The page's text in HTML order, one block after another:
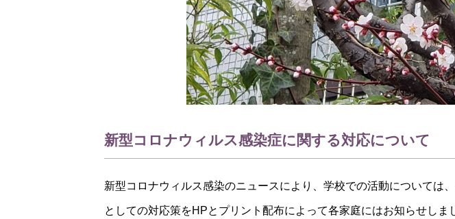
新型コロナウィルス感染症に関する対応について
新型コロナウィルス感染のニュースにより、学校での活動については
としての対応策をHPとプリント配布によって各家庭にはお知らせし